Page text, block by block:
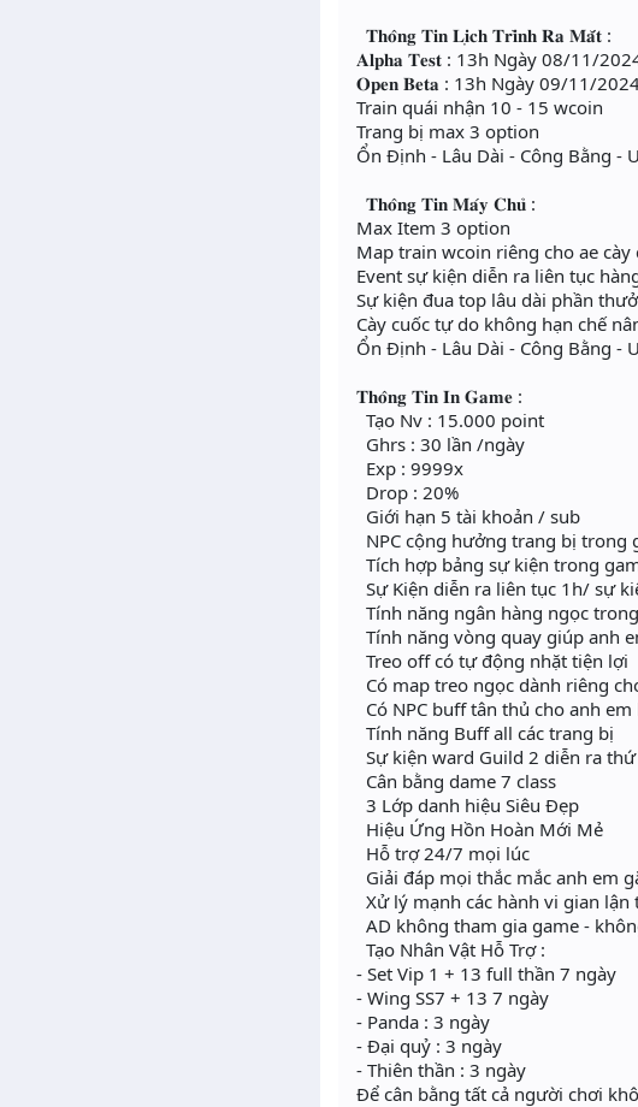
𝐓𝐡𝐨̂𝐧𝐠 𝐓𝐢𝐧 𝐋𝐢̣𝐜𝐡 𝐓𝐫𝐢̀𝐧𝐡 𝐑𝐚 𝐌𝐚̆́𝐭 :
𝐀𝐥𝐩𝐡𝐚 𝐓𝐞𝐬𝐭 : 13h Ngày 08/11/
𝐎𝐩𝐞𝐧 𝐁𝐞𝐭𝐚 : 13h Ngày 09/11/
Train quái nhận 10 - 15 wcoin
Trang bị max 3 option
Ổn Định - Lâu Dài - Công Bằng -
𝐓𝐡𝐨̂𝐧𝐠 𝐓𝐢𝐧 𝐌𝐚́𝐲 𝐂𝐡𝐮̉ :
Max Item 3 option
Map train wcoin riêng cho ae cày
Event sự kiện diễn ra liên tục
Sự kiện đua top lâu dài phần
Cày cuốc tự do không hạn chế
Ổn Định - Lâu Dài - Công Bằng -
𝐓𝐡𝐨̂𝐧𝐠 𝐓𝐢𝐧 𝐈𝐧 𝐆𝐚𝐦𝐞 :
Tạo Nv : 15.000 point
Ghrs : 30 lần /ngày
Exp : 9999x
Drop : 20%
Giới hạn 5 tài khoản / sub
NPC cộng hưởng trang bị trong
Tích hợp bảng sự kiện trong
Sự Kiện diễn ra liên tục 1h/ sự
Tính năng ngân hàng ngọc
Tính năng vòng quay giúp anh
Treo off có tự động nhặt tiện lợi
Có map treo ngọc dành riêng
Có NPC buff tân thủ cho anh
Tính năng Buff all các trang bị
Sự kiện ward Guild 2 diễn ra
Cân bằng dame 7 class
3 Lớp danh hiệu Siêu Đẹp
Hiệu Ứng Hồn Hoàn Mới Mẻ
Hỗ trợ 24/7 mọi lúc
Giải đáp mọi thắc mắc anh em
Xử lý mạnh các hành vi gian lận
AD không tham gia game -
Tạo Nhân Vật Hỗ Trợ :
- Set Vip 1 + 13 full thần 7 ngày
- Wing SS7 + 13 7 ngày
- Panda : 3 ngày
- Đại quỷ : 3 ngày
- Thiên thần : 3 ngày
Để cân bằng tất cả người chơi